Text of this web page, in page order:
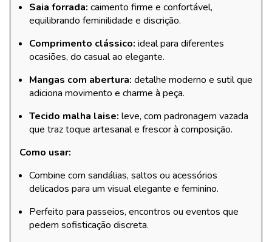
Saia forrada: caimento firme e confortável,
equilibrando feminilidade e discrição.
Comprimento clássico: ideal para diferentes
ocasiões, do casual ao elegante.
Mangas com abertura: detalhe moderno e sutil que
adiciona movimento e charme à peça.
Tecido malha laise: leve, com padronagem vazada
que traz toque artesanal e frescor à composição.
Como usar:
Combine com sandálias, saltos ou acessórios
delicados para um visual elegante e feminino.
Perfeito para passeios, encontros ou eventos que
pedem sofisticação discreta.